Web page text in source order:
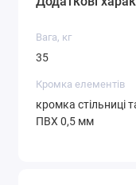
Вага, кг
35
Кромка елементів
кромка стільниці
ПВХ 0,5 мм